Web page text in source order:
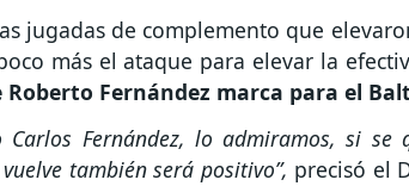
jugadas de complemento que
más el ataque para elevar la
Fernández marca para el
Carlos Fernández, lo admiramos, si se
también será positivo”, precisó el